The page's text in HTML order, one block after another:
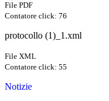
File PDF
Contatore click: 76
protocollo (1)_1.xml
File XML
Contatore click: 55
Notizie